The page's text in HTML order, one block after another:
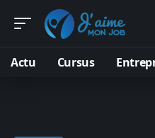
Actu Cursus